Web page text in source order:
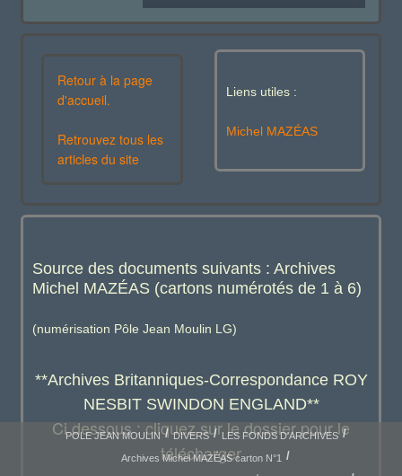
Retour à la page
d'accueil.
Retrouvez tous les
articles du site
Liens utiles :
Michel MAZÉAS
Source des documents suivants : Archives
Michel MAZÉAS (cartons numérotés de 1 à 6)
(numérisation Pôle Jean Moulin LG)
**Archives Britanniques-Correspondance ROY
NESBIT SWINDON ENGLAND**
Ci dessous : cliquez sur le dossier pour le
télécharger
POLE JEAN MOULIN DIVERS LES FONDS D'ARCHIVES
Archives Michel MAZÉAS carton N°1